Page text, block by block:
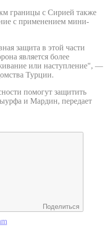
границы с Сирией также
с применением мини-
защита в этой части
является более
или наступление", —
Турции.
помогут защитить
и Мардин, передает
Поделиться